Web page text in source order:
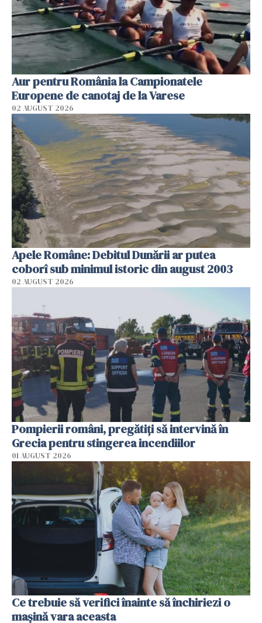
Aur pentru România la Campionatele
Europene de canotaj de la Varese
02 AUGUST 2026
Apele Române: Debitul Dunării ar putea
coborî sub minimul istoric din august 2003
02 AUGUST 2026
Pompierii români, pregătiţi să intervină în
Grecia pentru stingerea incendiilor
01 AUGUST 2026
Ce trebuie să verifici înainte să închiriezi o
mașină vara aceasta